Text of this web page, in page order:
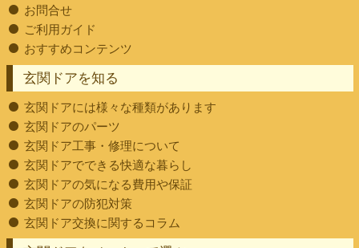
お問合せ
ご利用ガイド
おすすめコンテンツ
玄関ドアを知る
玄関ドアには様々な種類があります
玄関ドアのパーツ
玄関ドア工事・修理について
玄関ドアでできる快適な暮らし
玄関ドアの気になる費用や保証
玄関ドアの防犯対策
玄関ドア交換に関するコラム